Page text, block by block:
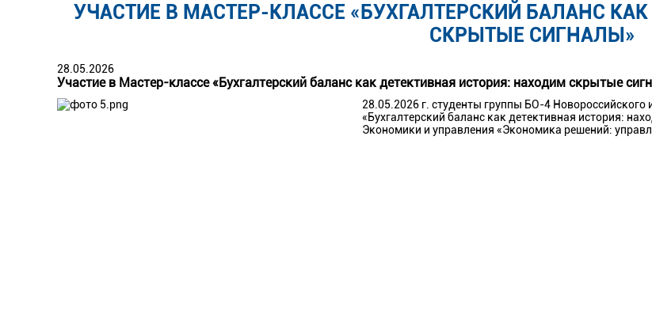
УЧАСТИЕ В МАСТЕР-КЛАССЕ «БУХГАЛТЕРСКИЙ БАЛАНС
СКРЫТЫЕ СИГНАЛЫ»
28.05.2026
Участие в Мастер-классе «Бухгалтерский баланс как детективная история: находим скрытые
28.05.2026 г. студенты группы БО-4
«Бухгалтерский баланс как детективная история:
Экономики и управления «Экономика решений: